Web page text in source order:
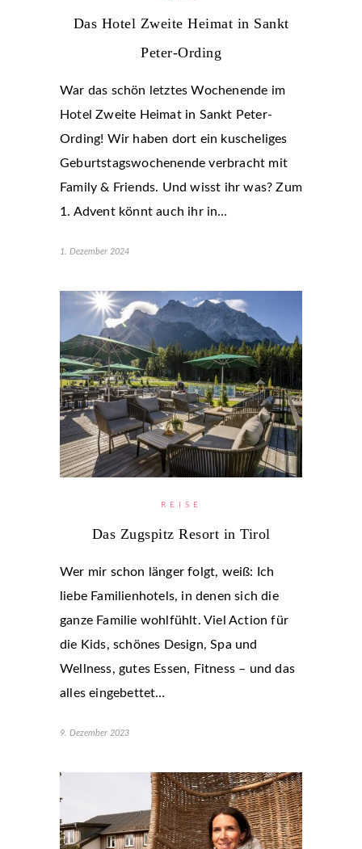
Das Hotel Zweite Heimat in Sankt
Peter-Ording
War das schön letztes Wochenende im
Hotel Zweite Heimat in Sankt Peter-
Ording! Wir haben dort ein kuscheliges
Geburtstagswochenende verbracht mit
Family & Friends. Und wisst ihr was? Zum
1. Advent könnt auch ihr in…
1. Dezember 2024
REISE
Das Zugspitz Resort in Tirol
Wer mir schon länger folgt, weiß: Ich
liebe Familienhotels, in denen sich die
ganze Familie wohlfühlt. Viel Action für
die Kids, schönes Design, Spa und
Wellness, gutes Essen, Fitness – und das
alles eingebettet…
9. Dezember 2023